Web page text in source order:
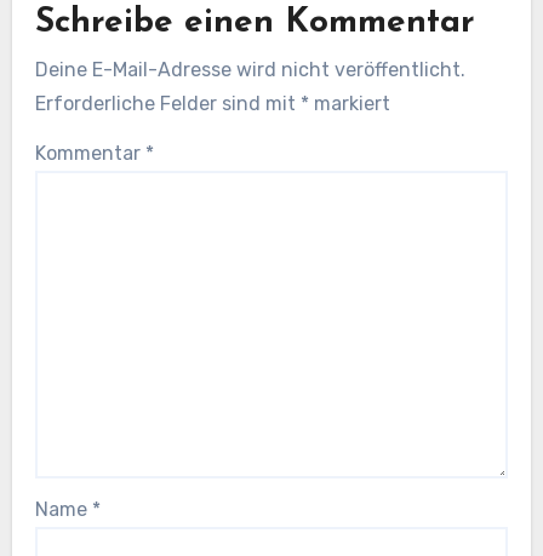
Schreibe einen Kommentar
Deine E-Mail-Adresse wird nicht veröffentlicht.
Erforderliche Felder sind mit * markiert
Kommentar *
Name *